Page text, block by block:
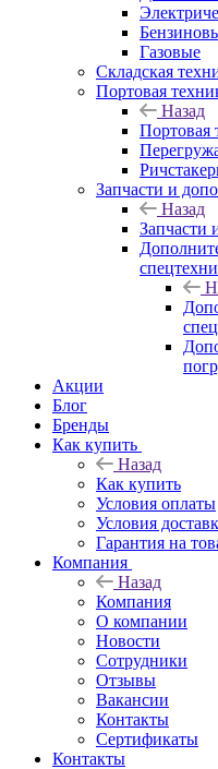
Газовые
Складская
Портовая
Назад
Портовая
Запчасти и
Назад
Запчасти
Акции
Блог
Бренды
Как купить
Назад
Как купить
Условия оплаты
Условия
Гарантия на
Компания
Назад
Компания
О компании
Новости
Сотрудники
Отзывы
Вакансии
Контакты
Сертификаты
Контакты